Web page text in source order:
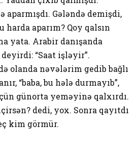
Gələndə demişdi,
harda aparım? Qoy qalsın
yata. Arabir danışanda
“Saat işləyir”.
olanda nəvələrim gedib bağlı
“baba, bu hələ durmayıb”,
günorta yeməyinə qalxırdı.
dedi, yox. Sonra qayıtdı
kim görmür.